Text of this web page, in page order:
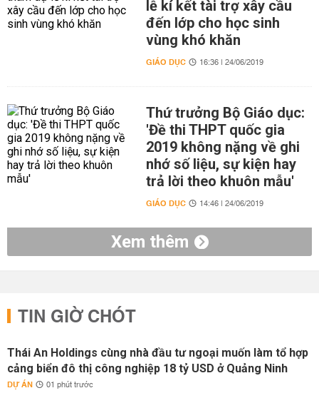
lễ kí kết tài trợ xây cầu
đến lớp cho học sinh
vùng khó khăn
GIÁO DỤC 16:36 | 24/06/2019
Thứ trưởng Bộ Giáo dục:
'Đề thi THPT quốc gia
2019 không nặng về ghi
nhớ số liệu, sự kiện hay
trả lời theo khuôn mẫu'
GIÁO DỤC 14:46 | 24/06/2019
Xem thêm
TIN GIỜ CHÓT
Thái An Holdings cùng nhà đầu tư ngoại muốn làm tổ hợp
cảng biển đô thị công nghiệp 18 tỷ USD ở Quảng Ninh
DỰ ÁN 01 phút trước